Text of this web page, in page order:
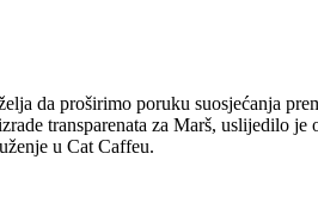
da proširimo poruku suosjećanja
transparenata za Marš, uslijedilo je
u Cat Caffeu.